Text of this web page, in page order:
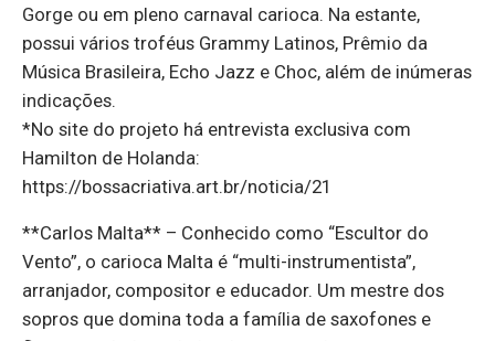
Gorge ou em pleno carnaval carioca. Na estante,
possui vários troféus Grammy Latinos, Prêmio da
Música Brasileira, Echo Jazz e Choc, além de inúmeras
indicações.
*No site do projeto há entrevista exclusiva com
Hamilton de Holanda:
https://bossacriativa.art.br/noticia/21
**Carlos Malta** – Conhecido como “Escultor do
Vento”, o carioca Malta é “multi-instrumentista”,
arranjador, compositor e educador. Um mestre dos
sopros que domina toda a família de saxofones e